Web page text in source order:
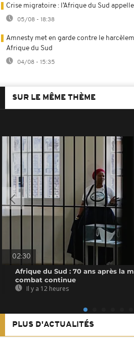
Crise migratoire : l’Afrique du Sud
05/08 - 18:38
Amnesty met en garde contre le
Afrique du Sud
04/08 - 15:35
SUR LE MÊME THÈME
02:30
Afrique du Sud : 70 ans après la
combat continue
Il y a 12 heures
PLUS D'ACTUALITÉS